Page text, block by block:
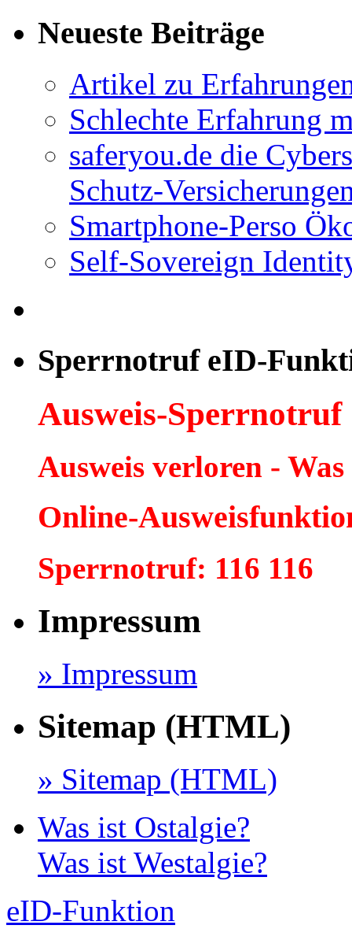
Neueste Beiträge
Artikel zu
Schlechte Erfahrung
saferyou.de die
Schutz-
Smartphone-Perso
Self-Sovereign
Sperrnotruf eID-
Ausweis-Sperrnotruf
Ausweis verloren -
Online-
Sperrnotruf: 116 116
Impressum
» Impressum
Sitemap (HTML)
» Sitemap (HTML)
Was ist Ostalgie?
Was ist Westalgie?
eID-Funktion